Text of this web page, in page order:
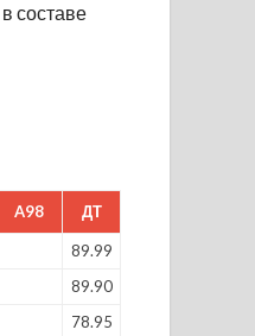
составе
A98 ДТ
89.99
89.90
78.95